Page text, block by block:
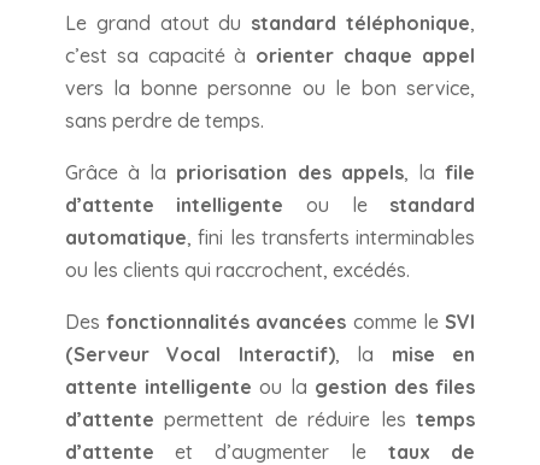
Le grand atout du standard téléphonique,
c’est sa capacité à orienter chaque appel
vers la bonne personne ou le bon service,
sans perdre de temps.
Grâce à la priorisation des appels, lafile
d’attente intelligente ou le standard
automatique, fini les transferts interminables
ou les clients qui raccrochent, excédés.
Desfonctionnalités avancées comme le SVI
(Serveur Vocal Interactif), la mise en
attente intelligente ou la gestion des files
d’attente permettent de réduire lestemps
d’attente et d’augmenter le taux de